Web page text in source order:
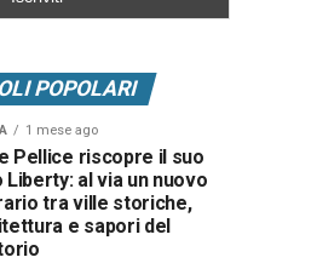
POPOLARI
1 mese ago
Pellice riscopre il suo
Liberty: al via un nuovo
tra ville storiche,
e sapori del